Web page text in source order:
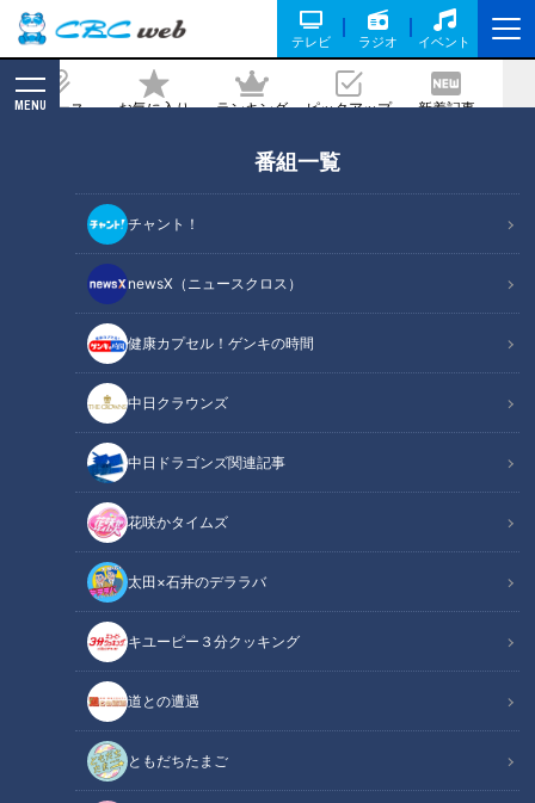
テレビ ラジオ イベント
ニュース お気に入り ランキング ピックアップ 新着記事
MENU
番組一覧
チャント！
newsX（ニュースクロス）
健康カプセル！ゲンキの時間
中日クラウンズ
中日ドラゴンズ関連記事
花咲かタイムズ
太田×石井のデララバ
キユーピー３分クッキング
道との遭遇
ともだちたまご
１日１組限定の宿 老朽化施設を観光資源
記事に戻る
魅力再発見！“絶景夕日”の灯台テラス＆１日１組限定の宿 老朽化施設を
観光資源に
この記事の画像